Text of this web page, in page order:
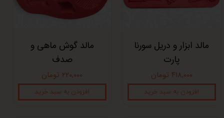
مالد ابزار و دریل سورنا
پارت
۴۱۸,۰۰۰ تومان
افزودن به سبد خرید
مالد گوش ماهی و
صدف
۲۲۰,۰۰۰ تومان
افزودن به سبد خرید